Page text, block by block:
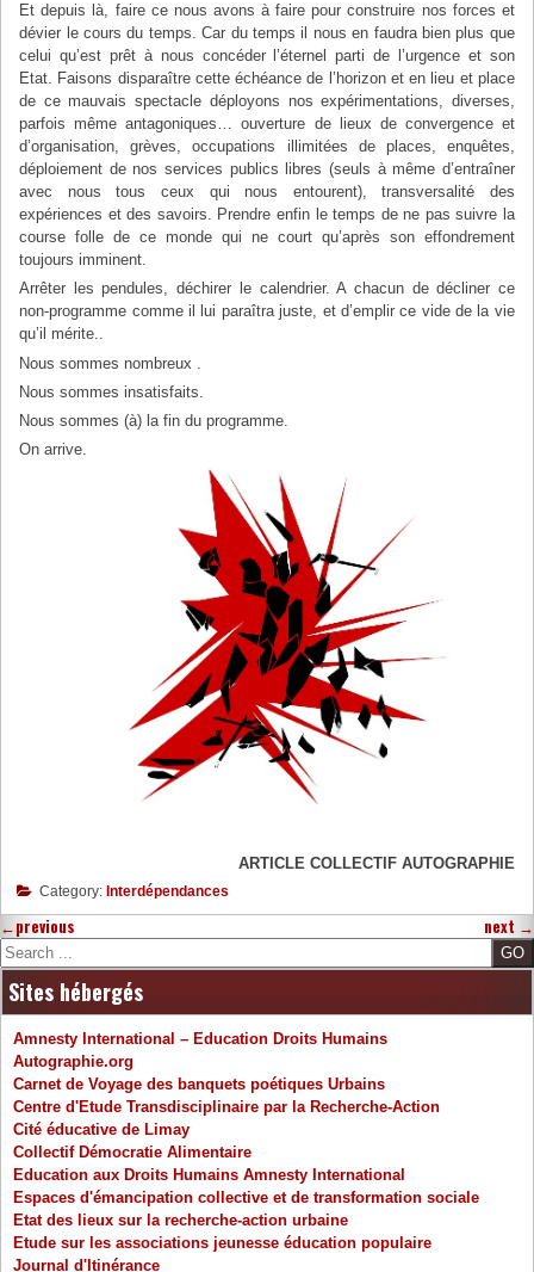
Et depuis là, faire ce nous avons à faire pour construire nos forces et
dévier le cours du temps. Car du temps il nous en faudra bien plus que
celui qu’est prêt à nous concéder l’éternel parti de l’urgence et son
Etat. Faisons disparaître cette échéance de l’horizon et en lieu et place
de ce mauvais spectacle déployons nos expérimentations, diverses,
parfois même antagoniques… ouverture de lieux de convergence et
d’organisation, grèves, occupations illimitées de places, enquêtes,
déploiement de nos services publics libres (seuls à même d’entraîner
avec nous tous ceux qui nous entourent), transversalité des
expériences et des savoirs. Prendre enfin le temps de ne pas suivre la
course folle de ce monde qui ne court qu’après son effondrement
toujours imminent.
Arrêter les pendules, déchirer le calendrier. A chacun de décliner ce
non-programme comme il lui paraîtra juste, et d’emplir ce vide de la vie
qu’il mérite..
Nous sommes nombreux .
Nous sommes insatisfaits.
Nous sommes (à) la fin du programme.
On arrive.
ARTICLE COLLECTIF AUTOGRAPHIE
Category: Interdépendances
←previous next →
Search
Sites hébergés
Amnesty International – Education Droits Humains
Autographie.org
Carnet de Voyage des banquets poétiques Urbains
Centre d'Etude Transdisciplinaire par la Recherche-Action
Cité éducative de Limay
Collectif Démocratie Alimentaire
Education aux Droits Humains Amnesty International
Espaces d'émancipation collective et de transformation sociale
Etat des lieux sur la recherche-action urbaine
Etude sur les associations jeunesse éducation populaire
Journal d'Itinérance